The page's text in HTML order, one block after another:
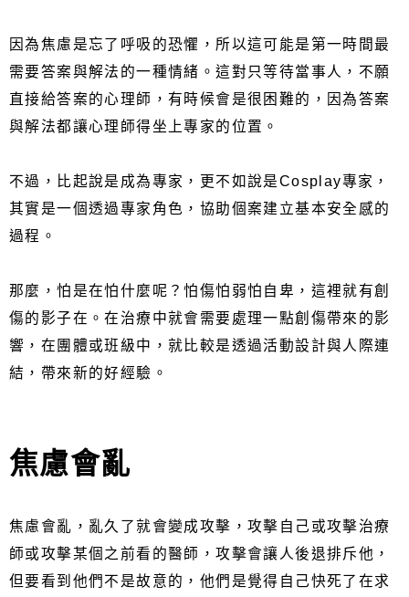
因為焦慮是忘了呼吸的恐懼，所以這可能是第一時間最
需要答案與解法的一種情緒。這對只等待當事人，不願
直接給答案的心理師，有時候會是很困難的，因為答案
與解法都讓心理師得坐上專家的位置。
不過，比起說是成為專家，更不如說是Cosplay專家，
其實是一個透過專家角色，協助個案建立基本安全感的
過程。
那麼，怕是在怕什麼呢？怕傷怕弱怕自卑，這裡就有創
傷的影子在。在治療中就會需要處理一點創傷帶來的影
響，在團體或班級中，就比較是透過活動設計與人際連
結，帶來新的好經驗。
焦慮會亂
焦慮會亂，亂久了就會變成攻擊，攻擊自己或攻擊治療
師或攻擊某個之前看的醫師，攻擊會讓人後退排斥他，
但要看到他們不是故意的，他們是覺得自己快死了在求